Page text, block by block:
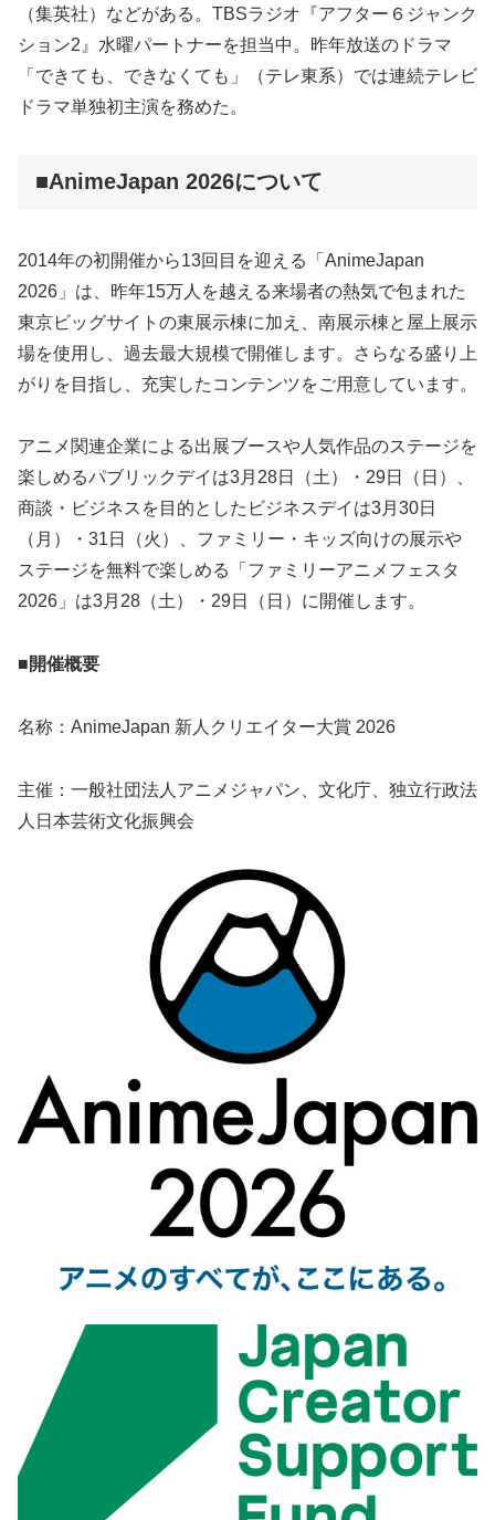
（集英社）などがある。TBSラジオ『アフター６ジャンク
ション2』水曜パートナーを担当中。昨年放送のドラマ
「できても、できなくても」（テレ東系）では連続テレビ
ドラマ単独初主演を務めた。
■AnimeJapan 2026について
2014年の初開催から13回目を迎える「AnimeJapan
2026」は、昨年15万人を越える来場者の熱気で包まれた
東京ビッグサイトの東展示棟に加え、南展示棟と屋上展示
場を使用し、過去最大規模で開催します。さらなる盛り上
がりを目指し、充実したコンテンツをご用意しています。
アニメ関連企業による出展ブースや人気作品のステージを
楽しめるパブリックデイは3月28日（土）・29日（日）、
商談・ビジネスを目的としたビジネスデイは3月30日
（月）・31日（火）、ファミリー・キッズ向けの展示や
ステージを無料で楽しめる「ファミリーアニメフェスタ
2026」は3月28（土）・29日（日）に開催します。
■開催概要
名称：AnimeJapan 新人クリエイター大賞 2026
主催：一般社団法人アニメジャパン、文化庁、独立行政法
人日本芸術文化振興会